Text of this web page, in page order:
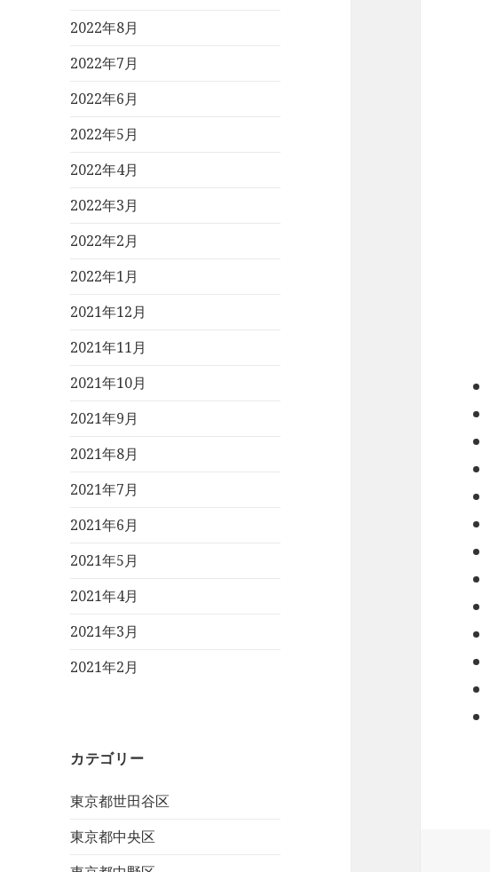
2022年8月
2022年7月
2022年6月
2022年5月
2022年4月
2022年3月
2022年2月
2022年1月
2021年12月
2021年11月
2021年10月
2021年9月
2021年8月
2021年7月
2021年6月
2021年5月
2021年4月
2021年3月
2021年2月
カテゴリー
東京都世田谷区
東京都中央区